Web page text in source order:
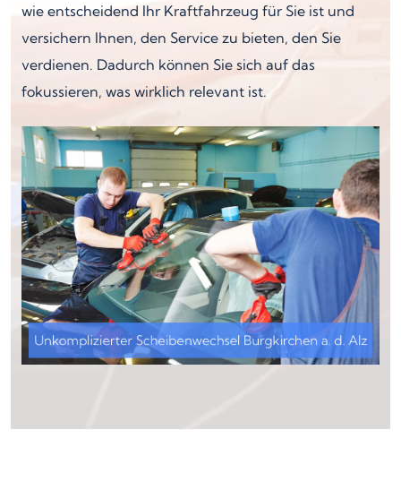
wie entscheidend Ihr Kraftfahrzeug für Sie ist und
versichern Ihnen, den Service zu bieten, den Sie
verdienen. Dadurch können Sie sich auf das
fokussieren, was wirklich relevant ist.